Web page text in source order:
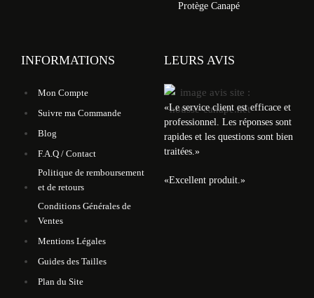
Protège Canapé
INFORMATIONS
Mon Compte
Suivre ma Commande
Blog
F.A.Q / Contact
Politique de remboursement
et de retours
Conditions Générales de
Ventes
Mentions Légales
Guides des Tailles
Plan du Site
LEURS AVIS
«Le service client est efficace et
professionnel. Les réponses sont
rapides et les questions sont bien
traitées.»
«Excellent produit. »